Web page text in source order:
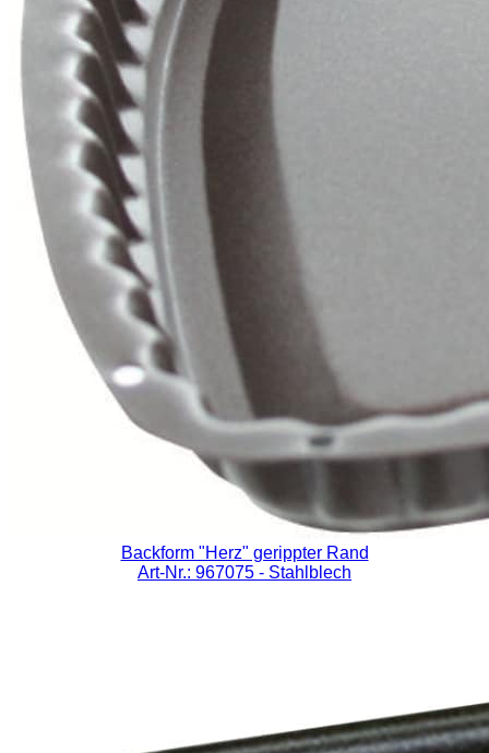
Backform "Herz" gerippter Rand
Art-Nr.: 967075 - Stahlblech